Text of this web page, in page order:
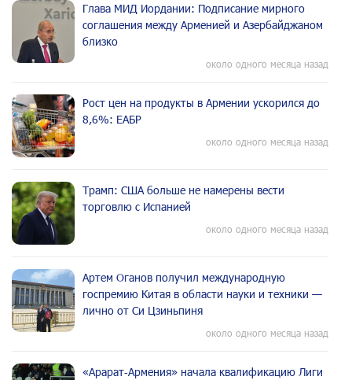
Глава МИД Иордании: Подписание мирного
соглашения между Арменией и Азербайджаном
близко
около одного месяца назад
Рост цен на продукты в Армении ускорился до
8,6%: ЕАБР
около одного месяца назад
Трамп: США больше не намерены вести
торговлю с Испанией
около одного месяца назад
Артем Оганов получил международную
госпремию Китая в области науки и техники —
лично от Си Цзиньпиня
около одного месяца назад
«Арарат‑Армения» начала квалификацию Лиги